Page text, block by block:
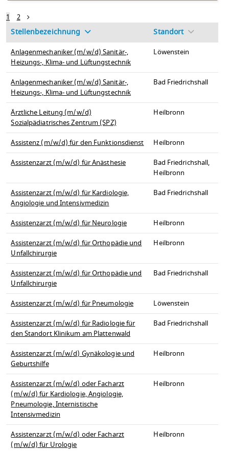
1
2
Stellenbezeichnung
Standort
Anlagenmechaniker (m/w/d) Sanitär-,
Heizungs-, Klima- und Lüftungstechnik
Löwenstein
Anlagenmechaniker (m/w/d) Sanitär-,
Heizungs-, Klima- und Lüftungstechnik
Bad Friedrichshall
Ärztliche Leitung (m/w/d)
Sozialpädiatrisches Zentrum (SPZ)
Heilbronn
Assistenz (m/w/d) für den Funktionsdienst
Heilbronn
Assistenzarzt (m/w/d) für Anästhesie
Bad Friedrichshall,
Heilbronn
Assistenzarzt (m/w/d) für Kardiologie,
Angiologie und Intensivmedizin
Bad Friedrichshall
Assistenzarzt (m/w/d) für Neurologie
Heilbronn
Assistenzarzt (m/w/d) für Orthopädie und
Unfallchirurgie
Heilbronn
Assistenzarzt (m/w/d) für Orthopädie und
Unfallchirurgie
Bad Friedrichshall
Assistenzarzt (m/w/d) für Pneumologie
Löwenstein
Assistenzarzt (m/w/d) für Radiologie für
den Standort Klinikum am Plattenwald
Bad Friedrichshall
Assistenzarzt (m/w/d) Gynäkologie und
Geburtshilfe
Heilbronn
Assistenzarzt (m/w/d) oder Facharzt
(m/w/d) für Kardiologie, Angiologie,
Pneumologie, Internistische
Intensivmedizin
Heilbronn
Assistenzarzt (m/w/d) oder Facharzt
(m/w/d) für Urologie
Heilbronn